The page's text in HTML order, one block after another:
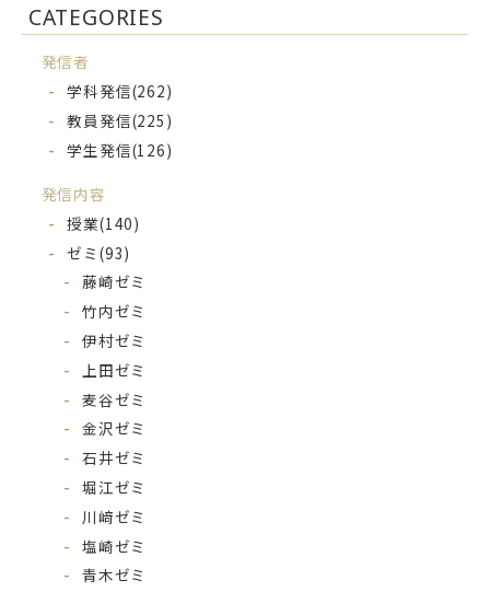
CATEGORIES
発信者
学科発信(262)
教員発信(225)
学生発信(126)
発信内容
授業(140)
ゼミ(93)
藤崎ゼミ
竹内ゼミ
伊村ゼミ
上田ゼミ
麦谷ゼミ
金沢ゼミ
石井ゼミ
堀江ゼミ
川﨑ゼミ
塩崎ゼミ
青木ゼミ